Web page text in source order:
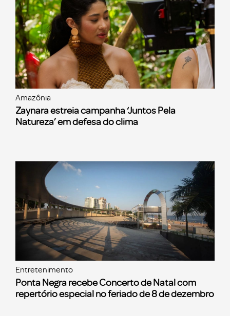
Amazônia
Zaynara estreia campanha ‘Juntos Pela
Natureza’ em defesa do clima
Entretenimento
Ponta Negra recebe Concerto de Natal com
repertório especial no feriado de 8 de dezembro